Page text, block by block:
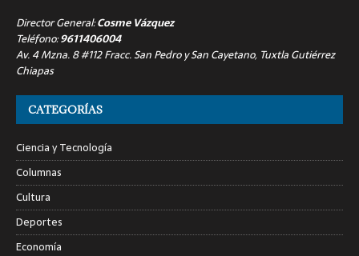
Director General:Cosme Vázquez
Teléfono:9611406004
Av. 4 Mzna. 8 #112 Fracc. San Pedro y San Cayetano, Tuxtla Gutiérrez
Chiapas
CATEGORÍAS
Ciencia y Tecnología
Columnas
Cultura
Deportes
Economía